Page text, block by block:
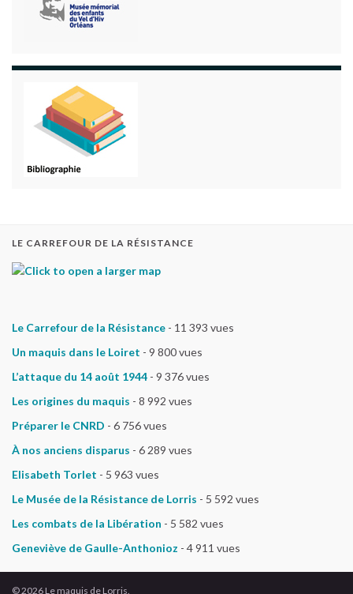
LE CARREFOUR DE LA RÉSISTANCE
Le Carrefour de la Résistance - 11 393 vues
Un maquis dans le Loiret - 9 800 vues
L’attaque du 14 août 1944 - 9 376 vues
Les origines du maquis - 8 992 vues
Préparer le CNRD - 6 756 vues
À nos anciens disparus - 6 289 vues
Elisabeth Torlet - 5 963 vues
Le Musée de la Résistance de Lorris - 5 592 vues
Les combats de la Libération - 5 582 vues
Geneviève de Gaulle-Anthonioz - 4 911 vues
© 2026 Le maquis de Lorris.